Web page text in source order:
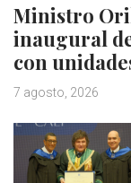
Ministro
inaugural
con
7 agosto, 2026